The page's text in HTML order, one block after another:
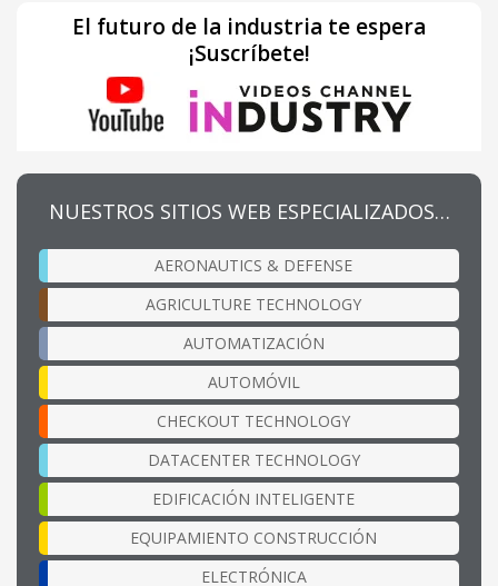
El futuro de la industria te espera
¡Suscríbete!
NUESTROS SITIOS WEB ESPECIALIZADOS…
AERONAUTICS & DEFENSE
AGRICULTURE TECHNOLOGY
AUTOMATIZACIÓN
AUTOMÓVIL
CHECKOUT TECHNOLOGY
DATACENTER TECHNOLOGY
EDIFICACIÓN INTELIGENTE
EQUIPAMIENTO CONSTRUCCIÓN
ELECTRÓNICA